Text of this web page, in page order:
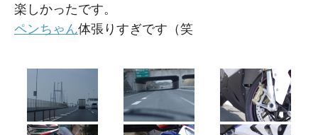
楽しかったです。
ペンちゃん体張りすぎです（笑